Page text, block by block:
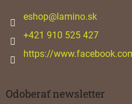
eshop@lamino.sk
+421 910 525 427
https://
Odoberať newsletter